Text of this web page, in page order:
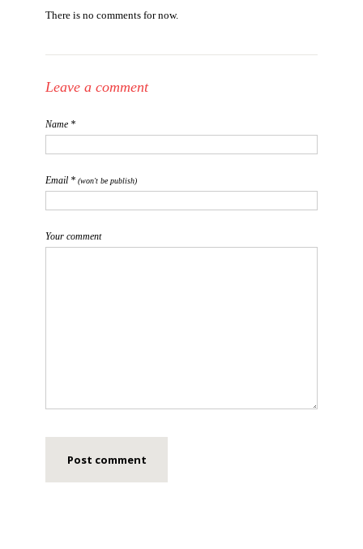
There is no comments for now.
Leave a comment
Name *
Email * (won't be publish)
Your comment